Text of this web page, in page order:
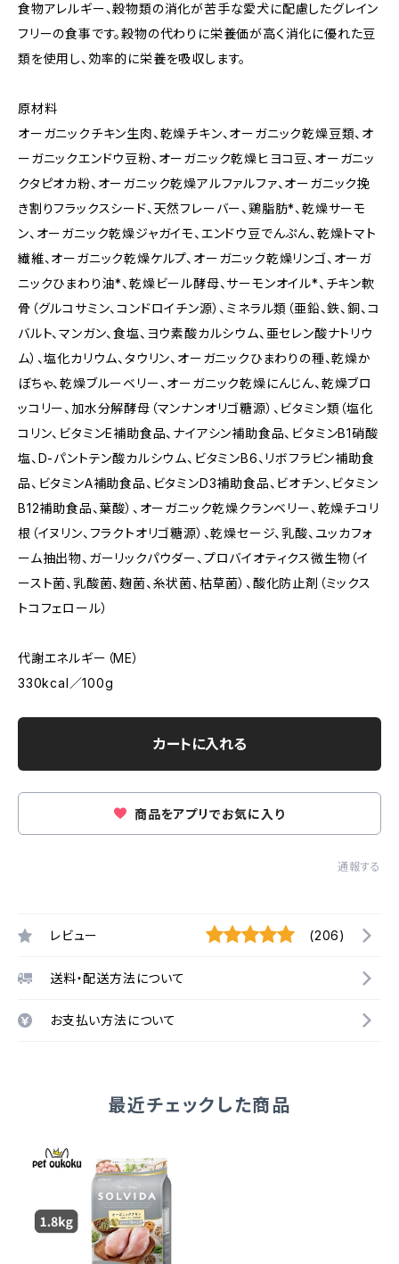
食物アレルギー、穀物類の消化が苦手な愛犬に配慮したグレイン
フリーの食事です。穀物の代わりに栄養価が高く消化に優れた豆
類を使用し、効率的に栄養を吸収します。
原材料
オーガニックチキン生肉、乾燥チキン、オーガニック乾燥豆類、オ
ーガニックエンドウ豆粉、オーガニック乾燥ヒヨコ豆、オーガニッ
クタピオカ粉、オーガニック乾燥アルファルファ、オーガニック挽
き割りフラックスシード、天然フレーバー、鶏脂肪*、乾燥サーモ
ン、オーガニック乾燥ジャガイモ、エンドウ豆でんぷん、乾燥トマト
繊維、オーガニック乾燥ケルプ、オーガニック乾燥リンゴ、オーガ
ニックひまわり油*、乾燥ビール酵母、サーモンオイル*、チキン軟
骨（グルコサミン、コンドロイチン源）、ミネラル類（亜鉛、鉄、銅、コ
バルト、マンガン、食塩、ヨウ素酸カルシウム、亜セレン酸ナトリウ
ム）、塩化カリウム、タウリン、オーガニックひまわりの種、乾燥か
ぼちゃ、乾燥ブルーベリー、オーガニック乾燥にんじん、乾燥ブロ
ッコリー、加水分解酵母（マンナンオリゴ糖源）、ビタミン類（塩化
コリン、ビタミンE補助食品、ナイアシン補助食品、ビタミンB1硝酸
塩、D-パントテン酸カルシウム、ビタミンB6、リボフラビン補助食
品、ビタミンA補助食品、ビタミンD3補助食品、ビオチン、ビタミン
B12補助食品、葉酸）、オーガニック乾燥クランベリー、乾燥チコリ
根（イヌリン、フラクトオリゴ糖源）、乾燥セージ、乳酸、ユッカフォ
ーム抽出物、ガーリックパウダー、プロバイオティクス微生物（イ
ースト菌、乳酸菌、麹菌、糸状菌、枯草菌）、酸化防止剤（ミックス
トコフェロール）
代謝エネルギー（ME）
330kcal／100g
カートに入れる
商品をアプリでお気に入り
通報する
レビュー (206)
送料・配送方法について
お支払い方法について
最近チェックした商品